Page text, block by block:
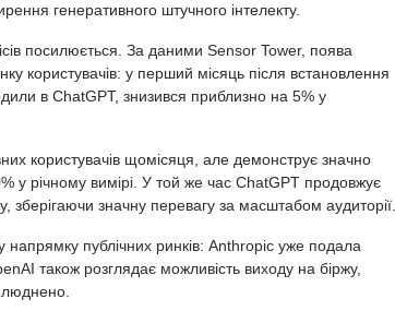
генеративного штучного інтелекту.
посилюється. За даними Sensor Tower, поява
користувачів: у перший місяць після встановлення
в ChatGPT, знизився приблизно на 5% у
користувачів щомісяця, але демонструє значно
у річному вимірі. У той же час ChatGPT продовжує
зберігаючи значну перевагу за масштабом аудиторії.
напрямку публічних ринків: Anthropic уже подала
також розглядає можливість виходу на біржу,